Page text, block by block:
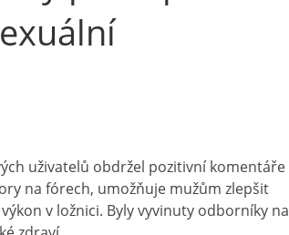
uživatelů obdržel pozitivní komentáře
na fórech, umožňuje mužům zlepšit
v ložnici. Byly vyvinuty odborníky na